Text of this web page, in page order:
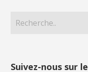
Suivez-nous sur